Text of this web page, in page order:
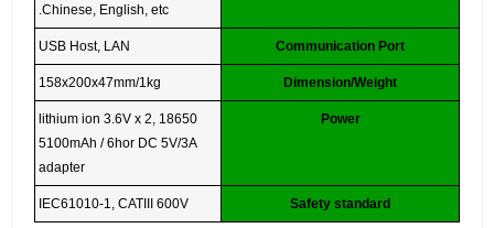
Chinese, English, etc.
Communication Port
USB Host, LAN
Dimension/Weight
158x200x47mm/1kg
Power
18650 lithium ion 3.6V x 2,
5100mAh / 6hor DC 5V/3A
adapter
Safety standard
IEC61010-1, CATIII 600V